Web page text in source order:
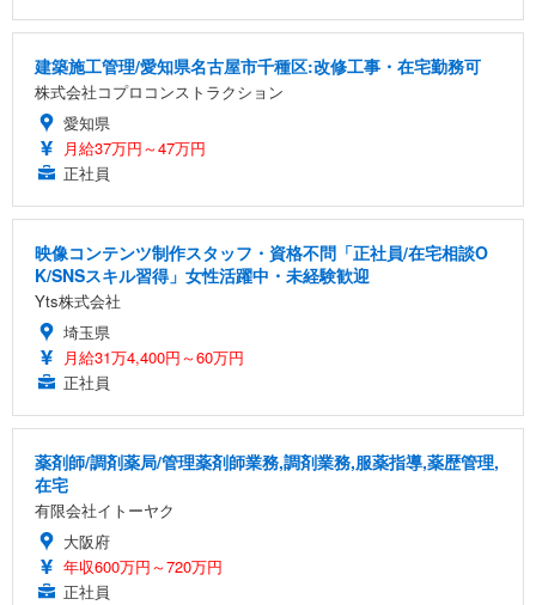
建築施工管理/愛知県名古屋市千種区:改修工事・在宅勤務可
株式会社コプロコンストラクション
愛知県
月給37万円～47万円
正社員
映像コンテンツ制作スタッフ・資格不問「正社員/在宅相談O
K/SNSスキル習得」女性活躍中・未経験歓迎
Yts株式会社
埼玉県
月給31万4,400円～60万円
正社員
薬剤師/調剤薬局/管理薬剤師業務,調剤業務,服薬指導,薬歴管理,
在宅
有限会社イトーヤク
大阪府
年収600万円～720万円
正社員